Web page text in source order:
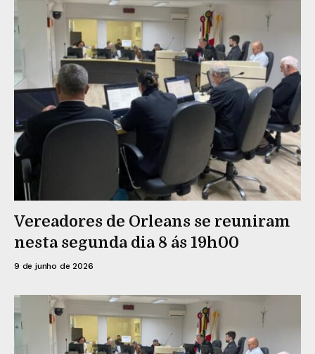
Vereadores de Orleans se reuniram
nesta segunda dia 8 ás 19h00
9 de junho de 2026